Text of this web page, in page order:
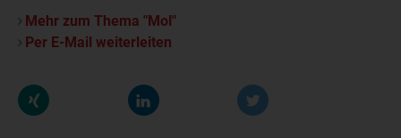
Mehr zum Thema "Mol"
Per E-Mail weiterleiten